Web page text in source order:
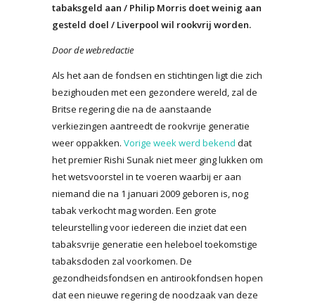
tabaksgeld aan / Philip Morris doet weinig aan
gesteld doel / Liverpool wil rookvrij worden.
Door de webredactie
Als het aan de fondsen en stichtingen ligt die zich
bezighouden met een gezondere wereld, zal de
Britse regering die na de aanstaande
verkiezingen aantreedt de rookvrije generatie
weer oppakken. Vorige week werd bekend dat
het premier Rishi Sunak niet meer ging lukken om
het wetsvoorstel in te voeren waarbij er aan
niemand die na 1 januari 2009 geboren is, nog
tabak verkocht mag worden. Een grote
teleurstelling voor iedereen die inziet dat een
tabaksvrije generatie een heleboel toekomstige
tabaksdoden zal voorkomen. De
gezondheidsfondsen en antirookfondsen hopen
dat een nieuwe regering de noodzaak van deze